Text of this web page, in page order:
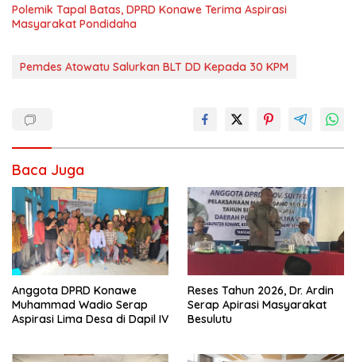
Polemik Tapal Batas, DPRD Konawe Terima Aspirasi
Masyarakat Pondidaha
Pemdes Atowatu Salurkan BLT DD Kepada 30 KPM
Baca Juga
Anggota DPRD Konawe
Muhammad Wadio Serap
Aspirasi Lima Desa di Dapil IV
Reses Tahun 2026, Dr. Ardin
Serap Apirasi Masyarakat
Besulutu